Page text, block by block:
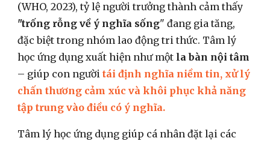
(WHO, 2023), tỷ lệ người trưởng thành cảm thấy
"trống rỗng về ý nghĩa sống" đang gia tăng,
đặc biệt trong nhóm lao động tri thức. Tâm lý
học ứng dụng xuất hiện như một la bàn nội tâm
– giúp con ngườitái định nghĩa niềm tin, xử lý
chấn thương cảm xúc và khôi phục khả năng
tập trung vào điều có ý nghĩa.
Tâm lý học ứng dụng giúp cá nhân đặt lại các